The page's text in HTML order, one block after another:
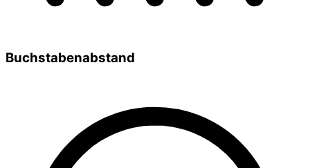
Buchstabenabstand